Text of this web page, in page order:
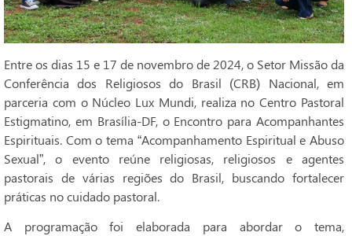
Entre os dias 15 e 17 de novembro de 2024, o Setor Missão da
Conferência dos Religiosos do Brasil (CRB) Nacional, em
parceria com o Núcleo Lux Mundi, realiza no Centro Pastoral
Estigmatino, em Brasília-DF, o Encontro para Acompanhantes
Espirituais. Com o tema “Acompanhamento Espiritual e Abuso
Sexual”, o evento reúne religiosas, religiosos e agentes
pastorais de várias regiões do Brasil, buscando fortalecer
práticas no cuidado pastoral.
A programação foi elaborada para abordar o tema,